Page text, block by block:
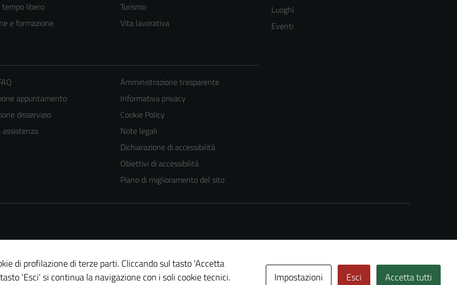
libero
e formazione
Turismo
Vita lavorativa
Luoghi
Eventi
appuntamento
disservizio
assistenza
Amministrazione trasparente
Informativa privacy
Cookie Policy
Note legali
Dichiarazione di accessibilità
Obiettivi di accessibilità
Piano di miglioramento del sito
di profilazione di terze parti. Cliccando sul tasto 'Accetta
'Esci' si continua la navigazione con i soli cookie tecnici.
Impostazioni Esci Accetta tutti